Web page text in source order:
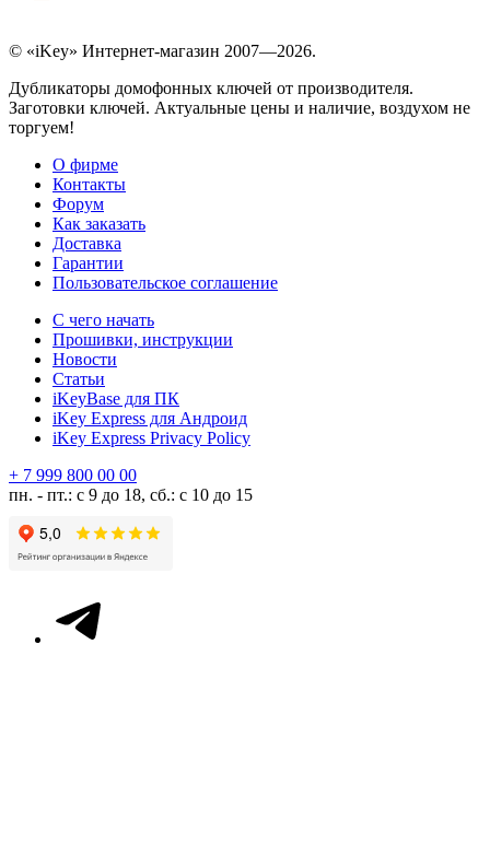
© «iKey» Интернет-магазин 2007—2026.
Дубликаторы домофонных ключей от производителя.
Заготовки ключей. Актуальные цены и наличие, воздухом не
торгуем!
О фирме
Контакты
Форум
Как заказать
Доставка
Гарантии
Пользовательское соглашение
С чего начать
Прошивки, инструкции
Новости
Статьи
iKeyBase для ПК
iKey Express для Андроид
iKey Express Privacy Policy
+ 7 999 800 00 00
пн. - пт.: с 9 до 18, сб.: с 10 до 15